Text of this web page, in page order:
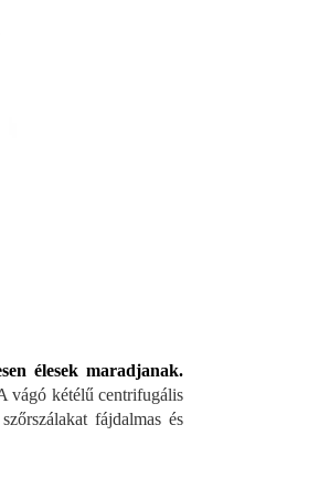
élesek maradjanak.
vágó kétélű centrifugális
fájdalmas és